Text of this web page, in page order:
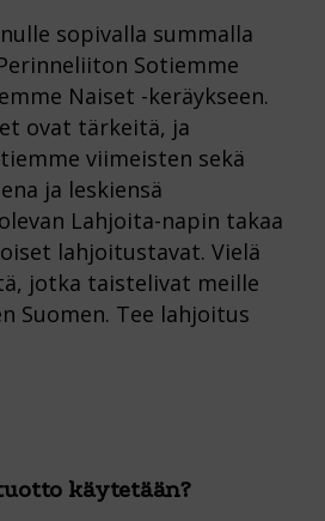
sopivalla summalla
Sotiemme
Naiset -keräykseen.
ovat tärkeitä, ja
viimeisten sekä
ja leskiensä
Lahjoita-napin takaa
lahjoitustavat. Vielä
jotka taistelivat meille
Suomen. Tee lahjoitus
käytetään?